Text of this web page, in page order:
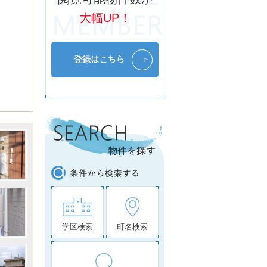
大幅UP！
学区検索 町名検索